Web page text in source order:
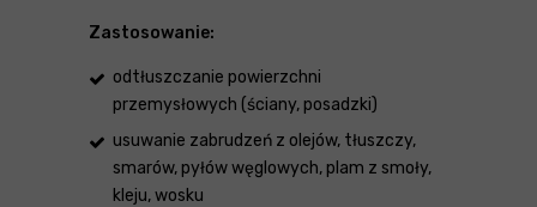
Zastosowanie:
odtłuszczanie powierzchni
przemysłowych (ściany, posadzki)
usuwanie zabrudzeń z olejów, tłuszczy,
smarów, pyłów węglowych, plam z smoły,
kleju, wosku